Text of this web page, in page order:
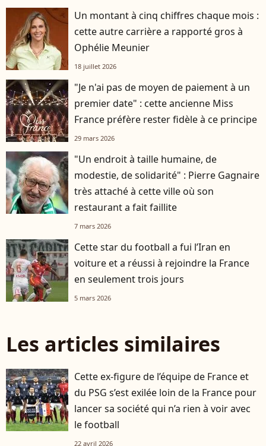
Un montant à cinq chiffres chaque mois :
cette autre carrière a rapporté gros à
Ophélie Meunier
18 juillet 2026
"Je n'ai pas de moyen de paiement à un
premier date" : cette ancienne Miss
France préfère rester fidèle à ce principe
29 mars 2026
"Un endroit à taille humaine, de
modestie, de solidarité" : Pierre Gagnaire
très attaché à cette ville où son
restaurant a fait faillite
7 mars 2026
Cette star du football a fui l’Iran en
voiture et a réussi à rejoindre la France
en seulement trois jours
5 mars 2026
Les articles similaires
Cette ex-figure de l’équipe de France et
du PSG s’est exilée loin de la France pour
lancer sa société qui n’a rien à voir avec
le football
22 avril 2026